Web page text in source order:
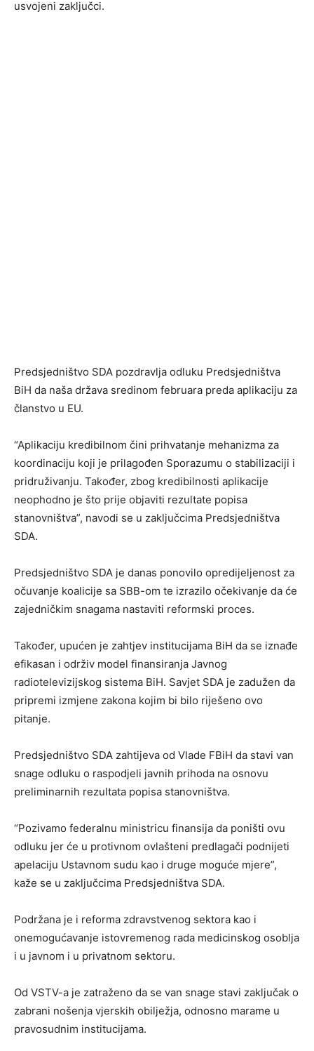
usvojeni zaključci.
Predsjedništvo SDA pozdravlja odluku Predsjedništva
BiH da naša država sredinom februara preda aplikaciju za
članstvo u EU.
“Aplikaciju kredibilnom čini prihvatanje mehanizma za
koordinaciju koji je prilagođen Sporazumu o stabilizaciji i
pridruživanju. Također, zbog kredibilnosti aplikacije
neophodno je što prije objaviti rezultate popisa
stanovništva”, navodi se u zaključcima Predsjedništva
SDA.
Predsjedništvo SDA je danas ponovilo opredijeljenost za
očuvanje koalicije sa SBB-om te izrazilo očekivanje da će
zajedničkim snagama nastaviti reformski proces.
Također, upućen je zahtjev institucijama BiH da se iznađe
efikasan i održiv model finansiranja Javnog
radiotelevizijskog sistema BiH. Savjet SDA je zadužen da
pripremi izmjene zakona kojim bi bilo riješeno ovo
pitanje.
Predsjedništvo SDA zahtijeva od Vlade FBiH da stavi van
snage odluku o raspodjeli javnih prihoda na osnovu
preliminarnih rezultata popisa stanovništva.
“Pozivamo federalnu ministricu finansija da poništi ovu
odluku jer će u protivnom ovlašteni predlagači podnijeti
apelaciju Ustavnom sudu kao i druge moguće mjere”,
kaže se u zaključcima Predsjedništva SDA.
Podržana je i reforma zdravstvenog sektora kao i
onemogućavanje istovremenog rada medicinskog osoblja
i u javnom i u privatnom sektoru.
Od VSTV-a je zatraženo da se van snage stavi zaključak o
zabrani nošenja vjerskih obilježja, odnosno marame u
pravosudnim institucijama.